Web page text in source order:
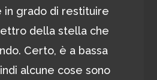
in grado di restituire
della stella che
Certo, è a bassa
alcune cose sono